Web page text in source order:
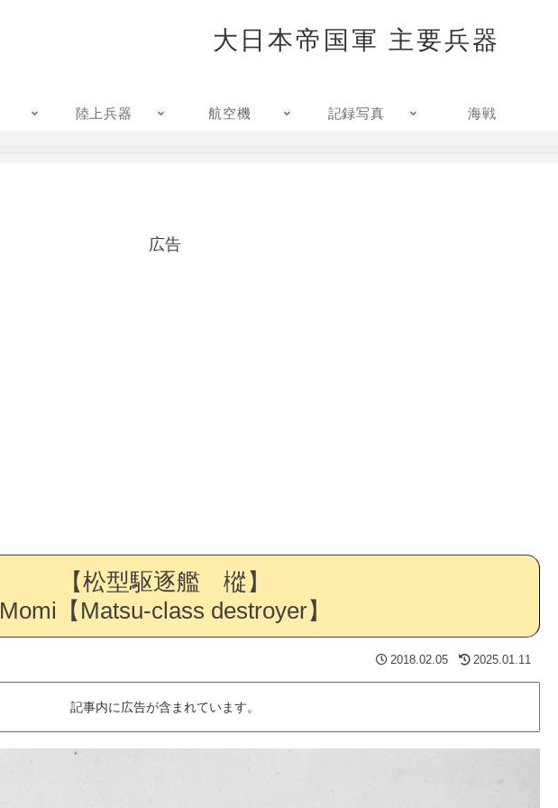
大日本帝国軍 主要兵器
陸上兵器 航空機 記録写真 海戦
広告
【松型駆逐艦 樅】
Momi【Matsu-class destroyer】
2018.02.05 2025.01.11
記事内に広告が含まれています。